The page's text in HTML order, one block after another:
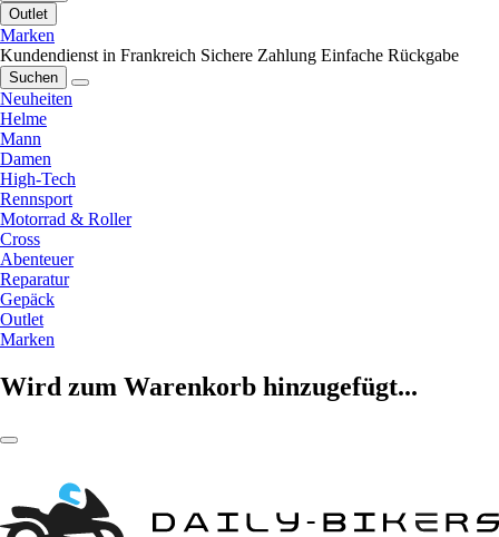
Outlet
Marken
Kundendienst in Frankreich Sichere Zahlung Einfache Rückgabe
Suchen
Neuheiten
Helme
Mann
Damen
High-Tech
Rennsport
Motorrad & Roller
Cross
Abenteuer
Reparatur
Gepäck
Outlet
Marken
Wird zum Warenkorb hinzugefügt...